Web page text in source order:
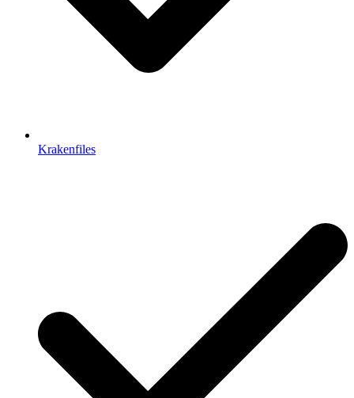
Krakenfiles